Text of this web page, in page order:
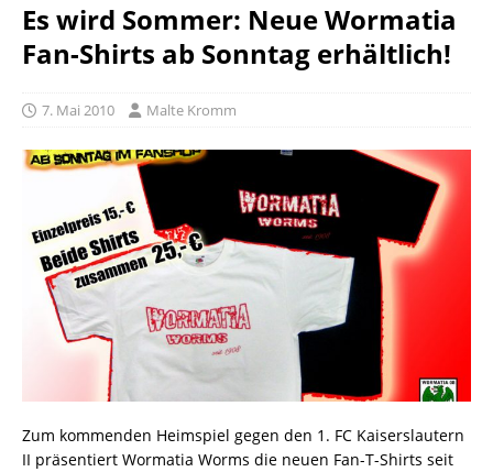
Es wird Sommer: Neue Wormatia
Fan-Shirts ab Sonntag erhältlich!
7. Mai 2010 Malte Kromm
Zum kommenden Heimspiel gegen den 1. FC Kaiserslautern
II präsentiert Wormatia Worms die neuen Fan-T-Shirts seit